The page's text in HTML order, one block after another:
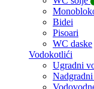
Bidei
Pisoari
WC daske
Vodokotlići
Ugradni